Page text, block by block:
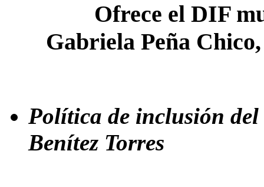
Ofrece el DIF
Gabriela Peña
Política de inclusión
Benítez Torres